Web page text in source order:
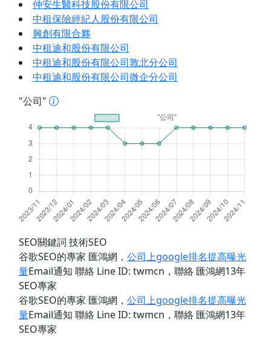
仲安生醫科技股份有限公司
中租保險經紀人股份有限公司
興創有限合夥
中租迪和股份有限公司
中租迪和股份有限公司敦北分公司
中租迪和股份有限公司微企分公司
"公司"
SEO關鍵詞 技術SEO
谷歌SEO的專家 匯鴻網 ， 公司上google排名提高曝光
量Email通知 聯絡 Line ID: twmcn ，聯絡 匯鴻網13年
SEO專家
谷歌SEO的專家 匯鴻網 ， 公司上google排名提高曝光
量Email通知 聯絡 Line ID: twmcn ，聯絡 匯鴻網13年
SEO專家